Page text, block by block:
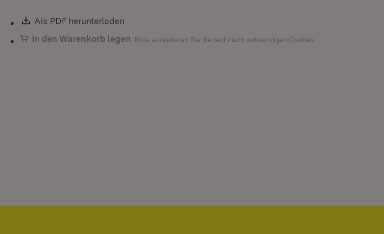
Download:
Als PDF herunterladen
In den Warenkorb legen
Bitte akzeptieren Sie die technisch notwendigen Cookies